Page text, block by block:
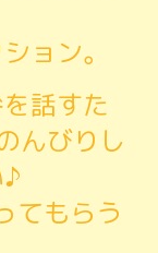
ョン。
話すた
んびりし
てもらう